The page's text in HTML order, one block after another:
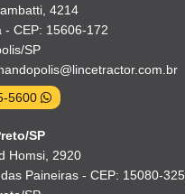
4214
- CEP: 15606-172
SP
5600
SP
Homsi, 2920
Paineiras - CEP: 15080-325